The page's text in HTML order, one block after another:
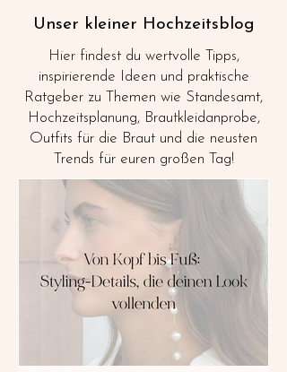
Unser kleiner Hochzeitsblog
Hier findest du wertvolle Tipps,
inspirierende Ideen und praktische
Ratgeber zu Themen wie Standesamt,
Hochzeitsplanung, Brautkleidanprobe,
Outfits für die Braut und die neusten
Trends für euren großen Tag!